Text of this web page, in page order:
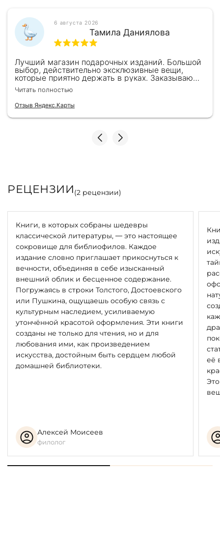
6 августа 2026
Тамила Даниялова
Лучший магазин подарочных изданий. Большой
выбор, действительно эксклюзивные вещи,
которые приятно держать в руках. Заказываю
здесь уже второй раз для бизнес-партнеров,
всегда всё безупречно — от общения с
консультантами до качества самих книг.
Однозначно рекомендую
Читать полностью
Отзыв Яндекс.Карты
РЕЦЕНЗИИ(2 рецензии)
Книги, в которых собраны шедевры
классической литературы, — это настоящее
сокровище для библиофилов. Каждое
издание словно приглашает прикоснуться к
вечности, объединяя в себе изысканный
внешний облик и бесценное содержание.
Погружаясь в строки Толстого, Достоевского
или Пушкина, ощущаешь особую связь с
культурным наследием, усиливаемую
утончённой красотой оформления. Эти книги
созданы не только для чтения, но и для
любования ими, как произведением
искусства, достойным быть сердцем любой
домашней библиотеки.
Алексей Моисеев
филолог
её